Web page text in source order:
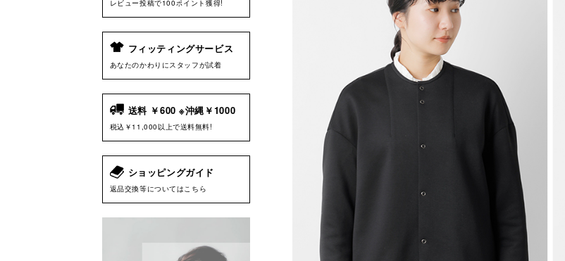
レビュー投稿で100ポイント獲得!
フィッティングサービス
あなたのかわりにスタッフが試着
送料 ￥600 ※沖縄￥1000
税込￥11,000以上で送料無料!
ショッピングガイド
返品交換等についてはこちら